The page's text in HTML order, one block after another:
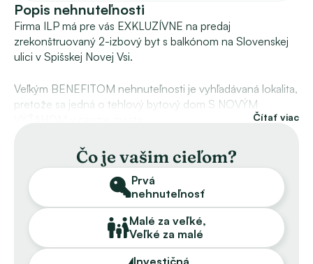
Popis nehnuteľnosti
Firma ILP má pre vás EXKLUZÍVNE na predaj
zrekonštruovaný 2-izbový byt s balkónom na Slovenskej
ulici v Spišskej Novej Vsi.
Veľkým BENEFITOM nehnuteľnosti je vyhľadávaná lokalita,
pretože sa jedná o tehlový bytový dom S NOVÝM
Byt je o výmere 54 m². Má dve nepriechodné izby,
priestrannú kuchyňu, samostatné WC a kúpeľňu s vaňou.
V izbách sú zrekonštruované drevené parkety. Byt má
plastové okná. Kúrenie a ohrev vody je centrálne.
Orientácia je na juhovýchod a severozápad. Je to slnečný
a teplý byt.
Nachádza sa na 2. poschodí v 5-poschodovom tehlovom
Čítať viac
Čo je vašim cieľom?
Prvá
nehnuteľnosť
Malé za veľké,
Veľké za malé
Investičná